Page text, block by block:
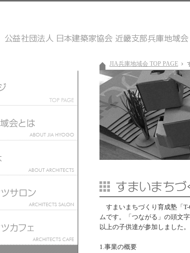
JIA兵庫地域会 TOP PAGE
すまいまちづくり育成塾「T-
ムです。「つながる」の頭文
以上の子供達が参加しました
1.事業の概要